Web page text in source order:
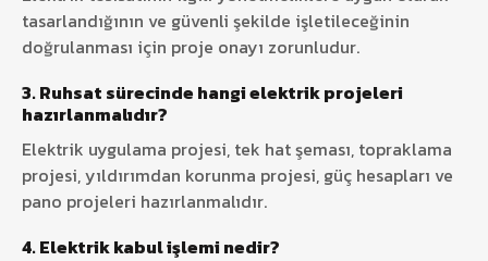
tasarlandığının ve güvenli şekilde işletileceğinin
doğrulanması için proje onayı zorunludur.
3. Ruhsat sürecinde hangi elektrik projeleri
hazırlanmalıdır?
Elektrik uygulama projesi, tek hat şeması, topraklama
projesi, yıldırımdan korunma projesi, güç hesapları ve
pano projeleri hazırlanmalıdır.
4. Elektrik kabul işlemi nedir?